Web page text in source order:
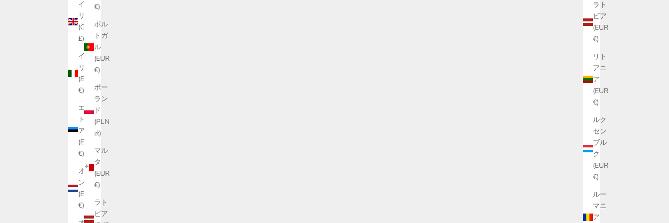
ラト
ビア
(EUR
€)
リト
アニ
ア
(EUR
€)
ルク
セン
ブル
ク
(EUR
€)
ルー
マニ
ア
€)
ポル
トガ
ル
(EUR
€)
ポー
ラン
ド
(PLN
zł)
マル
タ
(EUR
€)
ラト
ビア
イギ
リス
(GBP
£)
イタ
リア
(EUR
€)
エス
トニ
ア
(EUR
€)
オラ
ンダ
(EUR
€)